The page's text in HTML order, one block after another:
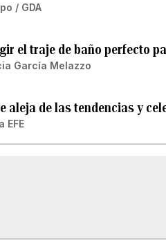
/ GDA
el traje de baño perfecto
García Melazzo
aleja de las tendencias y
EFE